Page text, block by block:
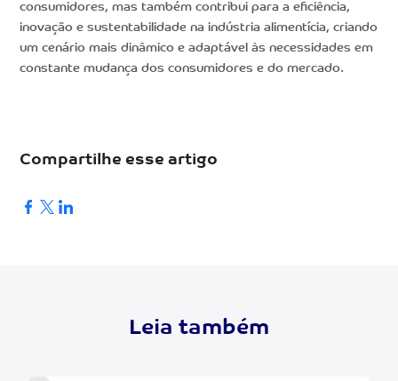
consumidores, mas também contribui para a eficiência,
inovação e sustentabilidade na indústria alimentícia, criando
um cenário mais dinâmico e adaptável às necessidades em
constante mudança dos consumidores e do mercado.
Compartilhe esse artigo
Leia também